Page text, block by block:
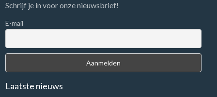
Schrijf je in voor onze nieuwsbrief!
E-mail
Laatste nieuws